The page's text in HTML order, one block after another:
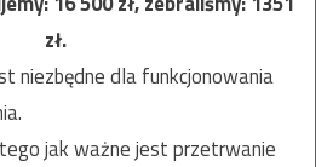
zł.
niezbędne dla funkcjonowania
jak ważne jest przetrwanie